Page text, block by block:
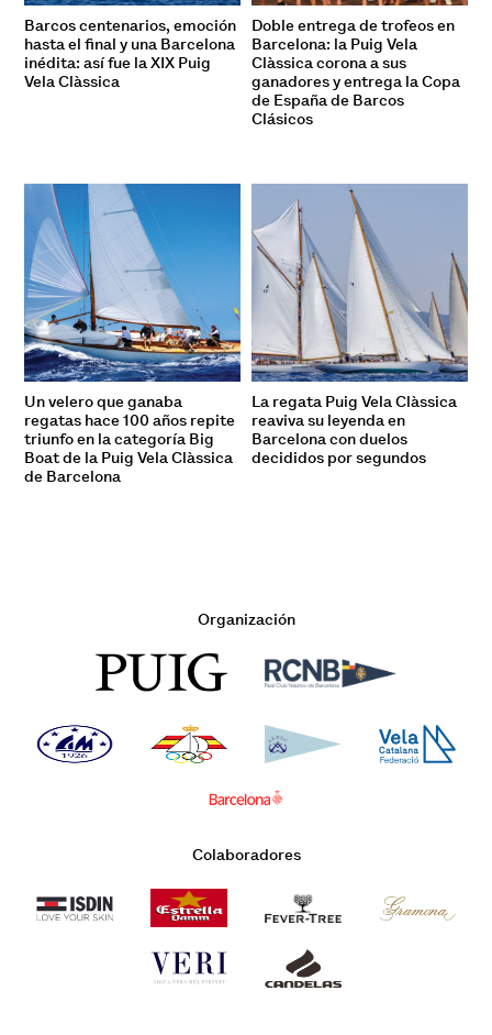
Barcos centenarios, emoción
hasta el final y una Barcelona
inédita: así fue la XIX Puig
Vela Clàssica
Doble entrega de trofeos en
Barcelona: la Puig Vela
Clàssica corona a sus
ganadores y entrega la Copa
de España de Barcos
Clásicos
Un velero que ganaba
regatas hace 100 años repite
triunfo en la categoría Big
Boat de la Puig Vela Clàssica
de Barcelona
La regata Puig Vela Clàssica
reaviva su leyenda en
Barcelona con duelos
decididos por segundos
Organización
Colaboradores